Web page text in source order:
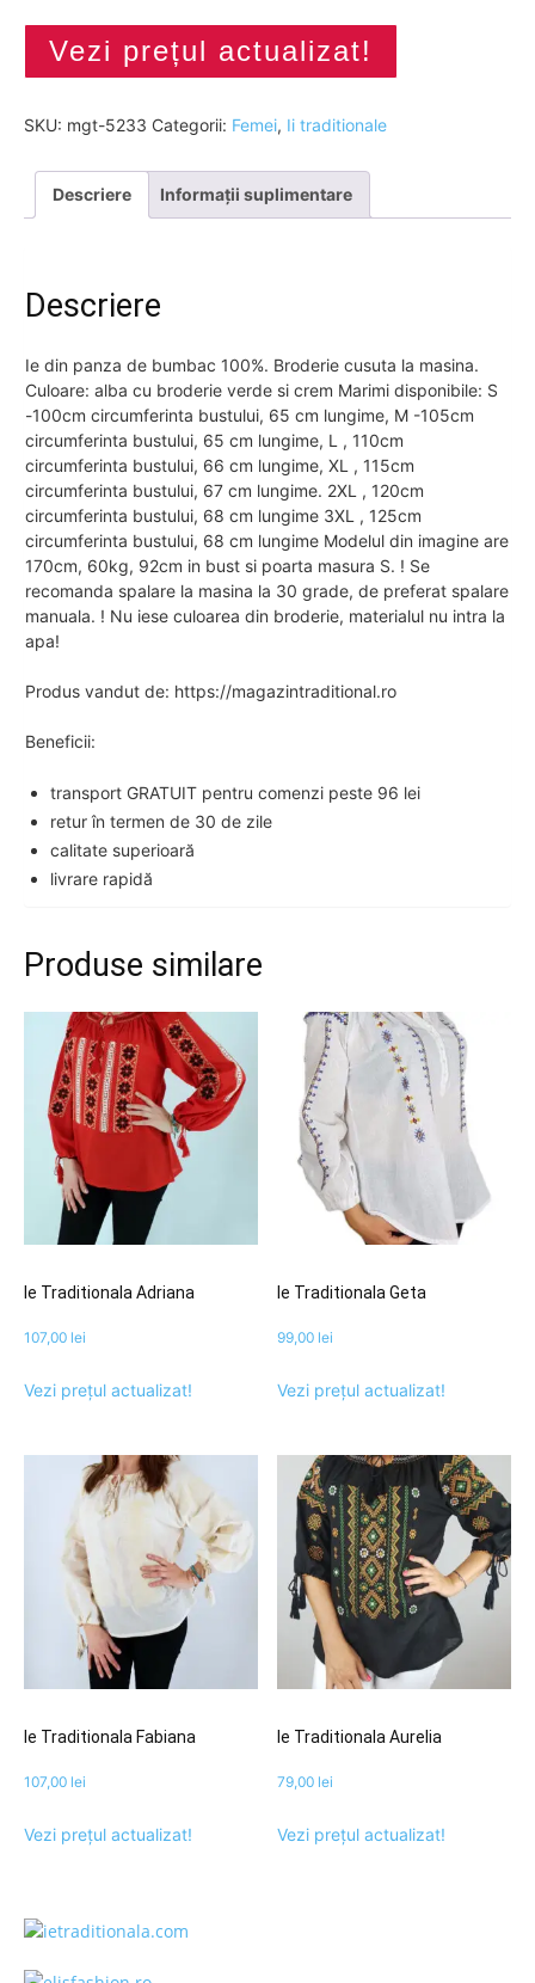
Vezi prețul actualizat!
SKU: mgt-5233 Categorii: Femei, Ii traditionale
Descriere Informații suplimentare
Descriere
Ie din panza de bumbac 100%. Broderie cusuta la masina.
Culoare: alba cu broderie verde si crem Marimi disponibile: S
-100cm circumferinta bustului, 65 cm lungime, M -105cm
circumferinta bustului, 65 cm lungime, L , 110cm
circumferinta bustului, 66 cm lungime, XL , 115cm
circumferinta bustului, 67 cm lungime. 2XL , 120cm
circumferinta bustului, 68 cm lungime 3XL , 125cm
circumferinta bustului, 68 cm lungime Modelul din imagine are
170cm, 60kg, 92cm in bust si poarta masura S. ! Se
recomanda spalare la masina la 30 grade, de preferat spalare
manuala. ! Nu iese culoarea din broderie, materialul nu intra la
apa!
Produs vandut de: https://magazintraditional.ro
Beneficii:
transport GRATUIT pentru comenzi peste 96 lei
retur în termen de 30 de zile
calitate superioară
livrare rapidă
Produse similare
Ie Traditionala Adriana
107,00 lei
Vezi prețul actualizat!
Ie Traditionala Geta
99,00 lei
Vezi prețul actualizat!
Ie Traditionala Fabiana
107,00 lei
Vezi prețul actualizat!
Ie Traditionala Aurelia
79,00 lei
Vezi prețul actualizat!